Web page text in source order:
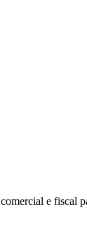
e fiscal